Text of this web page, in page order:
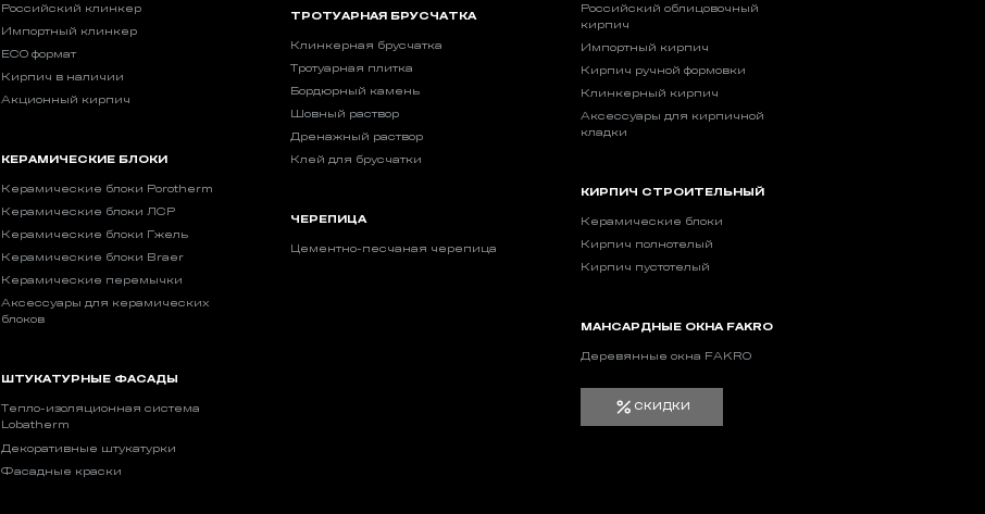
Российский клинкер
Импортный клинкер
ECO формат
Кирпич в наличии
Акционный кирпич
КЕРАМИЧЕСКИЕ БЛОКИ
Керамические блоки Porotherm
Керамические блоки ЛСР
Керамические блоки Гжель
Керамические блоки Braer
Керамические перемычки
Аксессуары для керамических
блоков
ШТУКАТУРНЫЕ ФАСАДЫ
Тепло-изоляционная система
Lobatherm
Декоративные штукатурки
Фасадные краски
ТРОТУАРНАЯ БРУСЧАТКА
Клинкерная брусчатка
Тротуарная плитка
Бордюрный камень
Шовный раствор
Дренажный раствор
Клей для брусчатки
ЧЕРЕПИЦА
Цементно-песчаная черепица
Российский облицовочный
кирпич
Импортный кирпич
Кирпич ручной формовки
Клинкерный кирпич
Аксессуары для кирпичной
кладки
КИРПИЧ СТРОИТЕЛЬНЫЙ
Керамические блоки
Кирпич полнотелый
Кирпич пустотелый
МАНСАРДНЫЕ ОКНА FAKRO
Деревянные окна FAKRO
СКИДКИ